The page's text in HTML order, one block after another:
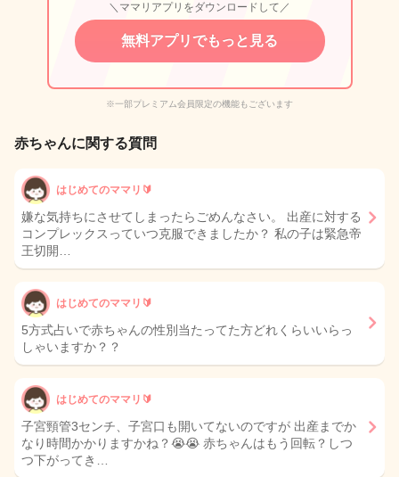
＼ママリアプリをダウンロードして／
無料アプリでもっと見る
※一部プレミアム会員限定の機能もございます
赤ちゃんに関する質問
はじめてのママリ🔰
嫌な気持ちにさせてしまったらごめんなさい。 出産に対する
コンプレックスっていつ克服できましたか？ 私の子は緊急帝
王切開…
はじめてのママリ🔰
5方式占いで赤ちゃんの性別当たってた方どれくらいいらっ
しゃいますか？？
はじめてのママリ🔰
子宮頸管3センチ、子宮口も開いてないのですが 出産までか
なり時間かかりますかね？😭😭 赤ちゃんはもう回転？しつ
つ下がってき…